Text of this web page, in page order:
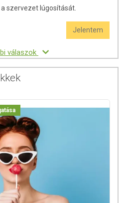
szervezet lúgosítását.
Jelentem
válaszok